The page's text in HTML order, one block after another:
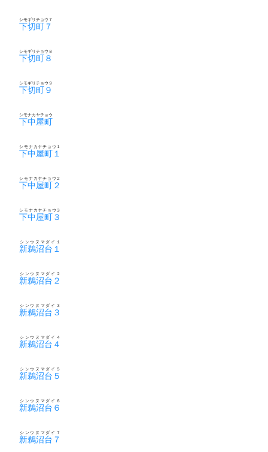
下切町７
シモギリチョウ７
下切町８
シモギリチョウ８
下切町９
シモギリチョウ９
下中屋町
シモナカヤチョウ
下中屋町１
シモナカヤチョウ１
下中屋町２
シモナカヤチョウ２
下中屋町３
シモナカヤチョウ３
新鵜沼台１
シンウヌマダイ１
新鵜沼台２
シンウヌマダイ２
新鵜沼台３
シンウヌマダイ３
新鵜沼台４
シンウヌマダイ４
新鵜沼台５
シンウヌマダイ５
新鵜沼台６
シンウヌマダイ６
新鵜沼台７
シンウヌマダイ７